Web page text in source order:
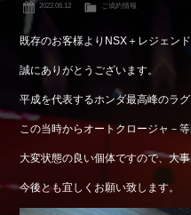
Reflesh Plan
整備・修理・
Trade in
買取査定
Blog
公式ブログ
Shop info.
店舗紹介
Company
会社概要
2022.06.12 ご成約情報
既存のお客様よりNSX＋レジェン
誠にありがとうございます。
平成を代表するホンダ最高峰のラ
この当時からオートクロージャ－等
大変状態の良い個体ですので、大
今後とも宜しくお願い致します。